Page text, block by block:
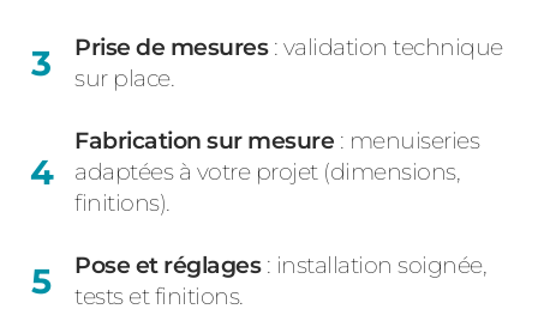
Prise de mesures: validation technique
sur place.
Fabrication sur mesure : menuiseries
adaptées à votre projet (dimensions,
finitions).
Pose et réglages: installation soignée,
tests et finitions.